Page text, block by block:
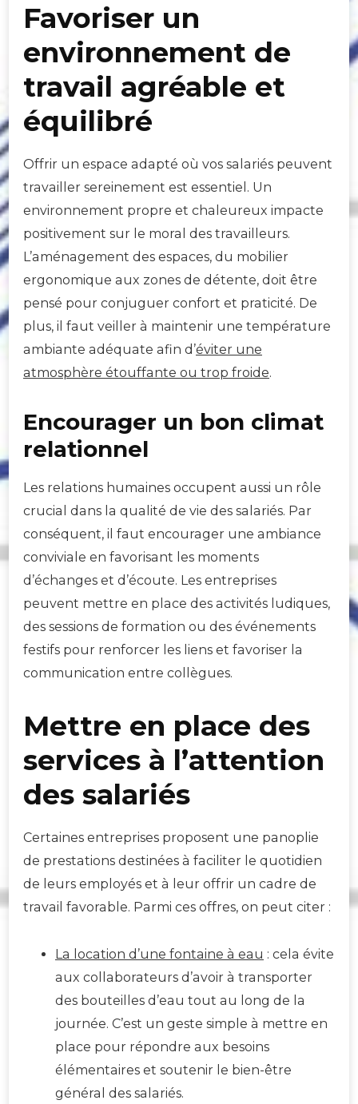
Favoriser un
environnement de
travail agréable et
équilibré
Offrir un espace adapté où vos salariés peuvent
travailler sereinement est essentiel. Un
environnement propre et chaleureux impacte
positivement sur le moral des travailleurs.
L’aménagement des espaces, du mobilier
ergonomique aux zones de détente, doit être
pensé pour conjuguer confort et praticité. De
plus, il faut veiller à maintenir une température
ambiante adéquate afin d’éviter une
atmosphère étouffante ou trop froide.
Encourager un bon climat
relationnel
Les relations humaines occupent aussi un rôle
crucial dans la qualité de vie des salariés. Par
conséquent, il faut encourager une ambiance
conviviale en favorisant les moments
d’échanges et d’écoute. Les entreprises
peuvent mettre en place des activités ludiques,
des sessions de formation ou des événements
festifs pour renforcer les liens et favoriser la
communication entre collègues.
Mettre en place des
services à l’attention
des salariés
Certaines entreprises proposent une panoplie
de prestations destinées à faciliter le quotidien
de leurs employés et à leur offrir un cadre de
travail favorable. Parmi ces offres, on peut citer :
La location d’une fontaine à eau : cela évite
aux collaborateurs d’avoir à transporter
des bouteilles d’eau tout au long de la
journée. C’est un geste simple à mettre en
place pour répondre aux besoins
élémentaires et soutenir le bien-être
général des salariés.